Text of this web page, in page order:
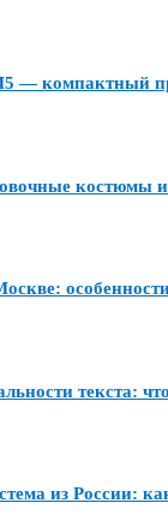
— компактный
костюмы
текста:
из России: